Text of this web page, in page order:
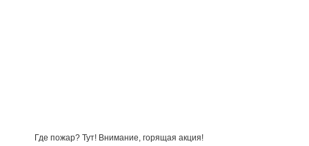
Где пожар? Тут! Внимание, горящая акция!